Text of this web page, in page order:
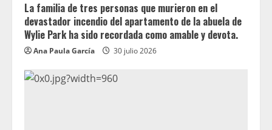
La familia de tres personas que murieron en el
devastador incendio del apartamento de la abuela de
Wylie Park ha sido recordada como amable y devota.
Ana Paula García 30 julio 2026